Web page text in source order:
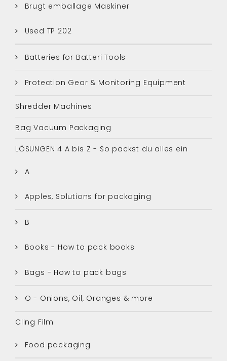
Brugt emballage Maskiner
Used TP 202
Batteries for Batteri Tools
Protection Gear & Monitoring Equipment
Shredder Machines
Bag Vacuum Packaging
LÖSUNGEN 4 A bis Z - So packst du alles ein
A
Apples, Solutions for packaging
B
Books - How to pack books
Bags - How to pack bags
O - Onions, Oil, Oranges & more
Cling Film
Food packaging